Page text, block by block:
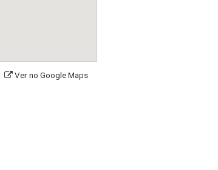
Ver no Google Maps